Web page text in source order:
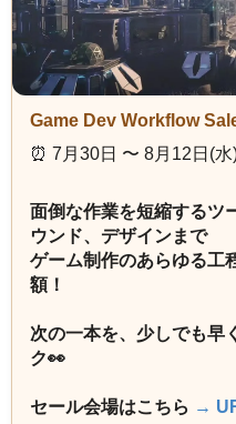
Game Dev Workflow
⏰️ 7月30日 〜 8月12日(水
面倒な作業を短縮するツ
ウンド、デザインまで
ゲーム制作のあらゆる工
額！
次の一本を、少しでも早
ク👀
セール会場はこちら →